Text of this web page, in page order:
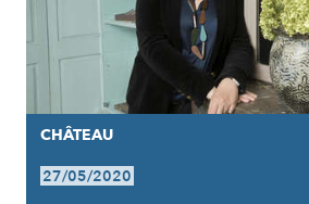
CHÂTEAU
27/05/2020